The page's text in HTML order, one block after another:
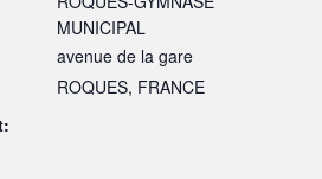
MUNICIPAL
avenue de la gare
ROQUES, FRANCE